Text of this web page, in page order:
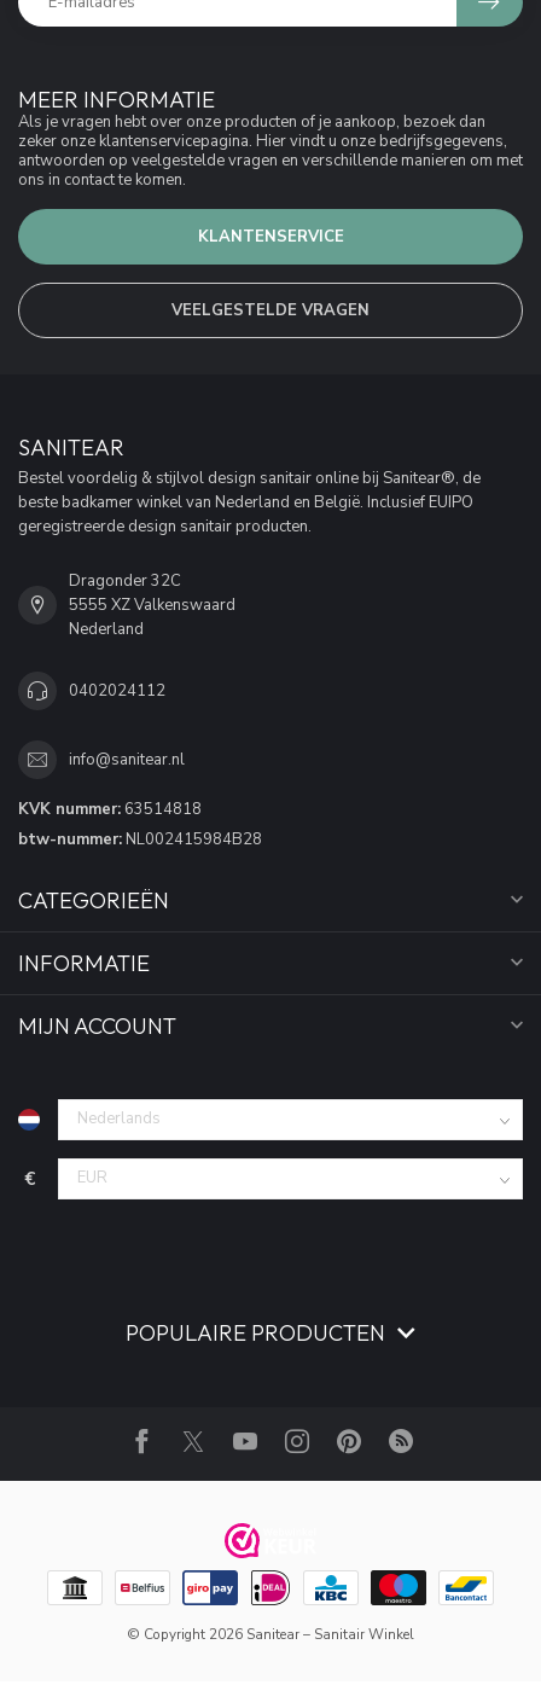
MEER INFORMATIE
Als je vragen hebt over onze producten of je aankoop, bezoek dan
zeker onze klantenservicepagina. Hier vindt u onze bedrijfsgegevens,
antwoorden op veelgestelde vragen en verschillende manieren om met
ons in contact te komen.
KLANTENSERVICE
VEELGESTELDE VRAGEN
SANITEAR
Bestel voordelig & stijlvol design sanitair online bij Sanitear®, de
beste badkamer winkel van Nederland en België. Inclusief EUIPO
geregistreerde design sanitair producten.
Dragonder 32C
5555 XZ Valkenswaard
Nederland
0402024112
info@sanitear.nl
KVK nummer: 63514818
btw-nummer: NL002415984B28
CATEGORIEËN
INFORMATIE
MIJN ACCOUNT
€
POPULAIRE PRODUCTEN
© Copyright 2026 Sanitear – Sanitair Winkel